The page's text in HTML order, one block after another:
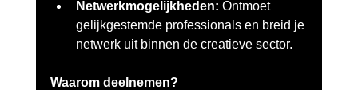
Netwerkmogelijkheden: Ontmoet
gelijkgestemde professionals en breid je
netwerk uit binnen de creatieve sector.
Waarom deelnemen?